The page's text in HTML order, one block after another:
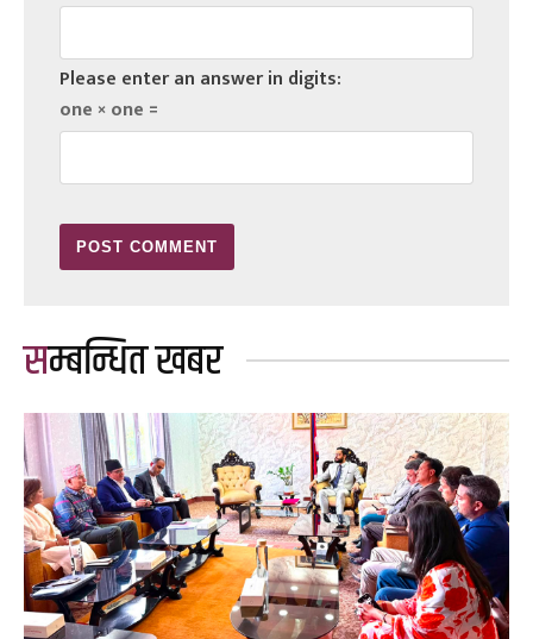
Please enter an answer in digits:
one × one =
सम्बन्धित खबर